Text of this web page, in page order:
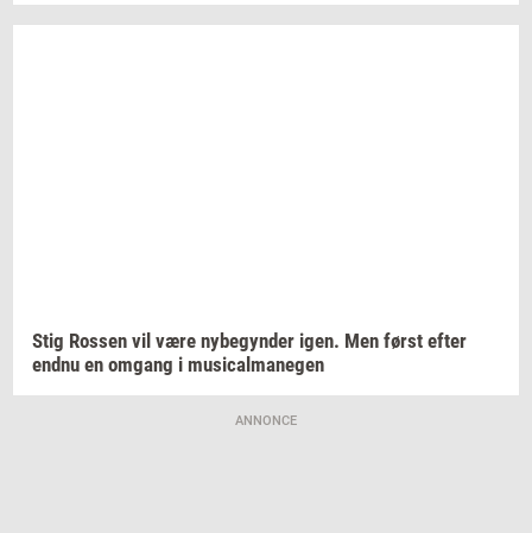
Stig Ros­sen vil være ny­be­gyn­der igen. Men først efter
endnu en om­gang i mu­si­cal­ma­ne­gen
ANNONCE